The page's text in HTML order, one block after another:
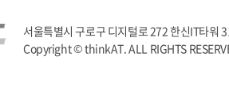
서울특별시 구로구 디지털로 272 한신IT타
Copyright © thinkAT. ALL RIGHTS